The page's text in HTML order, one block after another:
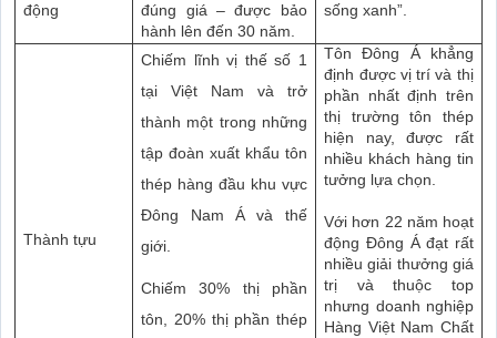
động
đúng giá – được bảo
hành lên đến 30 năm.
sống xanh”.
Thành tựu
Chiếm lĩnh vị thế số 1
tại Việt Nam và trở
thành một trong những
tập đoàn xuất khẩu tôn
thép hàng đầu khu vực
Đông Nam Á và thế
giới.
Chiếm 30% thị phần
tôn, 20% thị phần thép
Tôn Đông Á khẳng
định được vị trí và thị
phần nhất định trên
thị trường tôn thép
hiện nay, được rất
nhiều khách hàng tin
tưởng lựa chọn.
Với hơn 22 năm hoạt
động Đông Á đạt rất
nhiều giải thưởng giá
trị và thuộc top
nhưng doanh nghiệp
Hàng Việt Nam Chất